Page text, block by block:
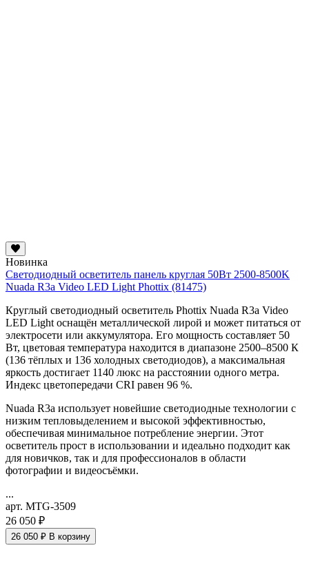
Новинка
Светодиодный осветитель панель круглая 50Вт 2500-8500K
Nuada R3a Video LED Light Phottix (81475)
Круглый светодиодный осветитель Phottix Nuada R3a Video
LED Light оснащён металлической лирой и может питаться от
электросети или аккумулятора. Его мощность составляет 50
Вт, цветовая температура находится в диапазоне 2500–8500 К
(136 тёплых и 136 холодных светодиодов), а максимальная
яркость достигает 1140 люкс на расстоянии одного метра.
Индекс цветопередачи CRI равен 96 %.
Nuada R3a использует новейшие светодиодные технологии с
низким тепловыделением и высокой эффективностью,
обеспечивая минимальное потребление энергии. Этот
осветитель прост в использовании и идеально подходит как
для новичков, так и для профессионалов в области
фотографии и видеосъёмки.
...
арт. MTG-3509
26 050 ₽
26 050 ₽ В корзину